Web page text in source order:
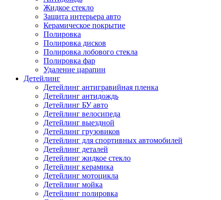
Жидкое стекло
Защита интерьера авто
Керамическое покрытие
Полировка
Полировка дисков
Полировка лобового стекла
Полировка фар
Удаление царапин
Детейлинг
Детейлинг антигравийная пленка
Детейлинг антидождь
Детейлинг БУ авто
Детейлинг велосипеда
Детейлинг выездной
Детейлинг грузовиков
Детейлинг для спортивных автомобилей
Детейлинг деталей
Детейлинг жидкое стекло
Детейлинг керамика
Детейлинг мотоцикла
Детейлинг мойка
Детейлинг полировка